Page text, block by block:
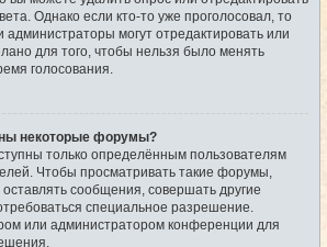
Однако если кто-то уже проголосовал, то
могут отредактировать или
для того, чтобы нельзя было менять
голосования.
некоторые форумы?
только определённым пользователям
Чтобы просматривать такие форумы,
сообщения, совершать другие
специальное разрешение.
или администратором конференции для